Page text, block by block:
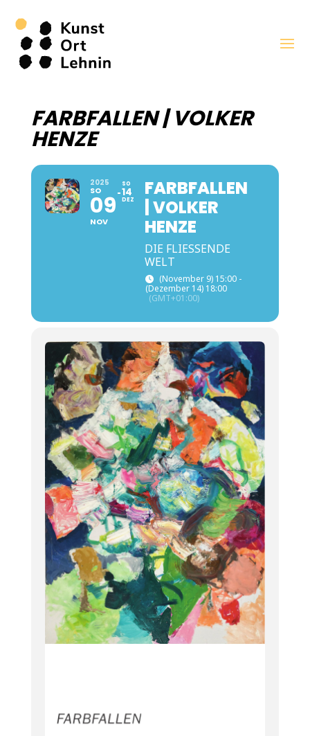
FARBFALLEN | VOLKER
HENZE
2025
SO
09
NOV
SO
14
DEZ
FARBFALLEN
| VOLKER
HENZE
DIE FLIESSENDE W
ELT
(November 9) 15:00 -
(Dezember 14) 18:00
(GMT+01:00)